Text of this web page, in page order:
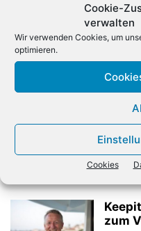
Cookie-
verwalten
Wir verwenden Cookies, um
optimieren.
Cookies
zum